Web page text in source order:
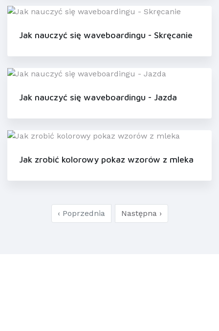
Jak nauczyć się waveboardingu - Skręcanie
Jak nauczyć się waveboardingu - Jazda
Jak zrobić kolorowy pokaz wzorów z mleka
‹ Poprzednia Następna ›